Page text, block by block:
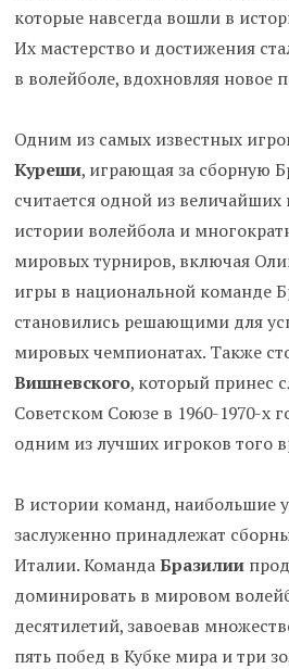
которые навсегда вошли в
Их мастерство и достижения
в волейболе, вдохновляя новое
Одним из самых известных
Куреши, играющая за сборную
считается одной из
истории волейбола и
мировых турниров, включая
игры в национальной команде
становились решающими для
мировых чемпионатах. Также
Вишневского, который принес
Советском Союзе в 1960-1970-х
одним из лучших игроков того
В истории команд, наибольшие
заслуженно принадлежат
Италии. КомандаБразилии
доминировать в мировом
десятилетий, завоевав
пять побед в Кубке мира и три